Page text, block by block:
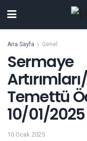
Ana Sayfa Genel
Sermaye
Temettü
10/01/2025
10 Ocak 2025